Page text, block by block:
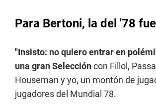
Para Bertoni, la del '78
"Insisto: no quiero entrar en
una gran Seleccióncon Fillol,
Houseman y yo, un montón de
jugadores del Mundial 78.